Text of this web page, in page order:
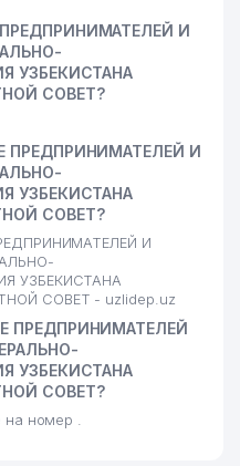
И
УЗБЕКИСТАНА
СОВЕТ?
ПРЕДПРИНИМАТЕЛЕЙ И
УЗБЕКИСТАНА
СОВЕТ?
И
УЗБЕКИСТАНА
СОВЕТ - uzlidep.uz
ПРЕДПРИНИМАТЕЛЕЙ
УЗБЕКИСТАНА
СОВЕТ?
на номер .